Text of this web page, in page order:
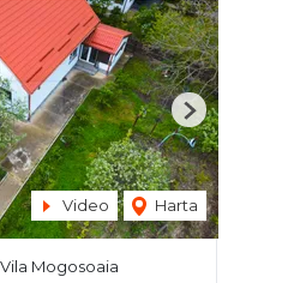
Video Harta
Next
Mogosoaia